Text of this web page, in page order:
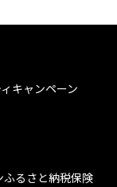
キャンペーン
ふるさと納税保険